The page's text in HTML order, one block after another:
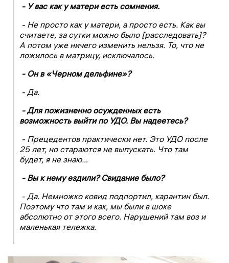
- У вас как у матери есть сомнения.
- Не просто как у матери, а просто есть. Как вы
считаете, за сутки можно было [расследовать]?
А потом уже ничего изменить нельзя. То, что не
ложилось в матрицу, исключалось.
- Он в «Черном дельфине»?
- Да.
- Для пожизненно осужденных есть
возможность выйти по УДО. Вы надеетесь?
- Прецедентов практически нет. Это УДО после
25 лет, но стараются не выпускать. Что там
будет, я не знаю…
- Вы к нему ездили? Свидание было?
- Да. Немножко ковид подпортил, карантин был.
Поэтому что там и как, мы были в шоке
абсолютно от этого всего. Нарушений там воз и
маленькая тележка.